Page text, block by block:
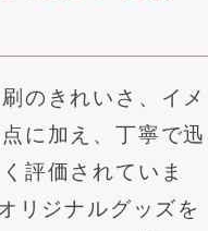
のきれいさ、イメ
に加え、丁寧で迅
評価されていま
リジナルグッズを